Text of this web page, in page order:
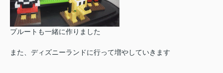
プルートも一緒に作りました
また、ディズニーランドに行って増やしていきます